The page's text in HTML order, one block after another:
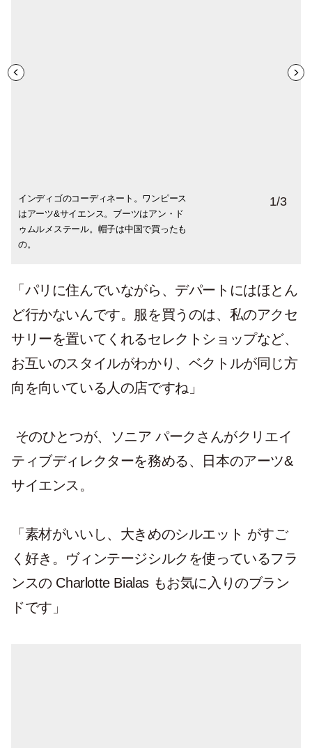
インディゴのコーディネート。ワンピース
はアーツ&サイエンス。ブーツはアン・ド
ゥムルメステール。帽子は中国で買ったも
の。
82年にモデルの仕事で日本に行き、そこか
ら単身中国に行って人民服とともに買った
帽子。いろいろなバッジをつけてカスタマ
イズ。
1/3
「パリに住んでいながら、デパートにはほとん
ど行かないんです。服を買うのは、私のアクセ
サリーを置いてくれるセレクトショップなど、
お互いのスタイルがわかり、ベクトルが同じ方
向を向いている人の店ですね」
そのひとつが、ソニア パークさんがクリエイ
ティブディレクターを務める、日本のアーツ&
サイエンス。
「素材がいいし、大きめのシルエット がすご
く好き。ヴィンテージシルクを使っているフラ
ンスの Charlotte Bialas もお気に入りのブラン
ドです」